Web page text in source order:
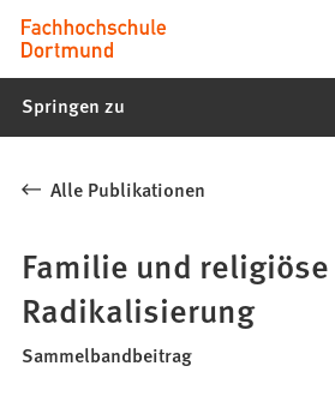
Inhalt anspringen
Fachhochschule
Dortmund
-
Studiengänge,
Bewerbung
Springen zu
Alle Publikationen
Familie und religiöse
Radikalisierung
Sammelbandbeitrag